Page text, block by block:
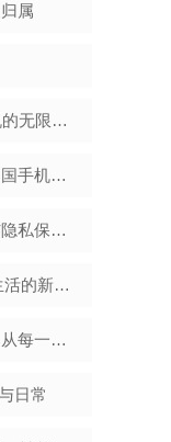
属
小米Mix 2S刷机包，解锁智能手机的无限可能
国产手机十大排名榜，深入了解中国手机市场的佼佼者
华为云服务定位查找，技术革新与隐私保护的双重奏
华为nova2s，性价比之选，智能生活的新伙伴
青岛市北区核酸检测，守护健康，从每一次检测开始
日常